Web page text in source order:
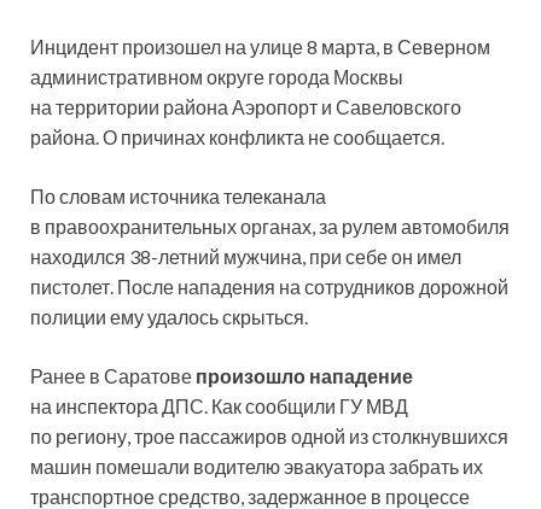
Инцидент произошел на улице 8 марта, в Северном
административном округе города Москвы
на территории района Аэропорт и Савеловского
района. О причинах конфликта не сообщается.
По словам источника телеканала
в правоохранительных органах, за рулем автомобиля
находился 38-летний мужчина, при себе он имел
пистолет. После нападения на сотрудников дорожной
полиции ему удалось скрыться.
Ранее в Саратове произошло нападение
на инспектора ДПС. Как сообщили ГУ МВД
по региону, трое пассажиров одной из столкнувшихся
машин помешали водителю эвакуатора забрать их
транспортное средство, задержанное в процессе